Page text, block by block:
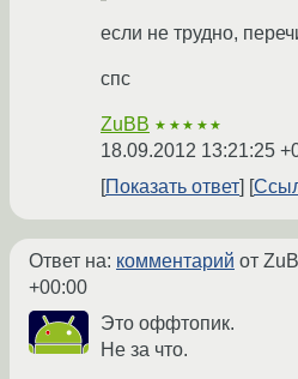
если не трудно,
спс
ZuBB ★★★★★
18.09.2012 13:21:25
Показать ответ
Ответ на: комментарий от
+00:00
Это оффтопик.
Не за что.